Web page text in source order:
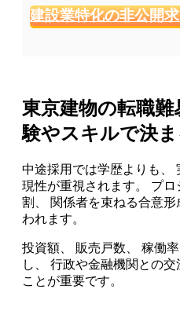
建設業特化の非公開
東京建物の転職
験やスキルで決ま
中途採用では学歴よりも、
現性が重視されます。 プ
割、 関係者を束ねる合意
われます。
投資額、 販売戸数、 稼働
し、 行政や金融機関との
ことが重要です。